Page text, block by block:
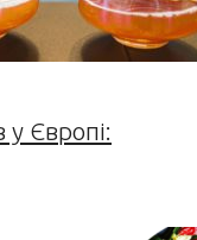
Європі: